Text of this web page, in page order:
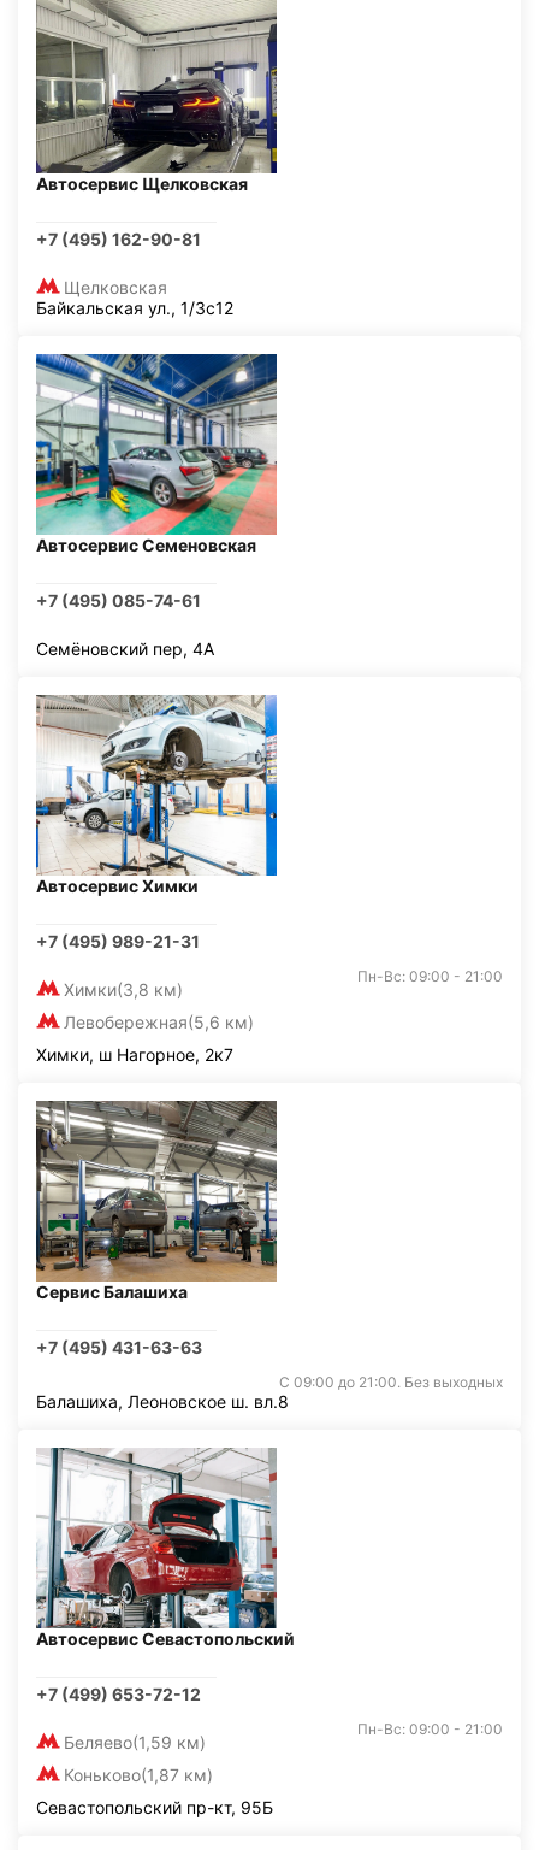
Автосервис Щелковская
+7 (495) 162-90-81
Щелковская
Байкальская ул., 1/3с12
Автосервис Семеновская
+7 (495) 085-74-61
Семёновский пер, 4А
Автосервис Химки
+7 (495) 989-21-31
Химки(3,8 км)
Левобережная(5,6 км)
Пн-Вс: 09:00 - 21:00
Химки, ш Нагорное, 2к7
Сервис Балашиха
+7 (495) 431-63-63
С 09:00 до 21:00. Без выходных
Балашиха, Леоновское ш. вл.8
Автосервис Севастопольский
+7 (499) 653-72-12
Беляево(1,59 км)
Коньково(1,87 км)
Пн-Вс: 09:00 - 21:00
Севастопольский пр-кт, 95Б